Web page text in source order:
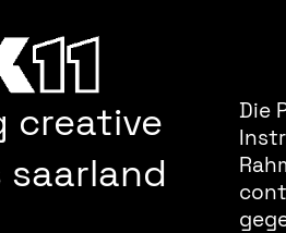
creative
Die